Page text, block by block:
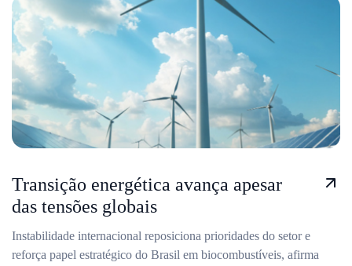
Transição energética avança apesar
das tensões globais
Instabilidade internacional reposiciona prioridades do setor e
reforça papel estratégico do Brasil em biocombustíveis, afirma